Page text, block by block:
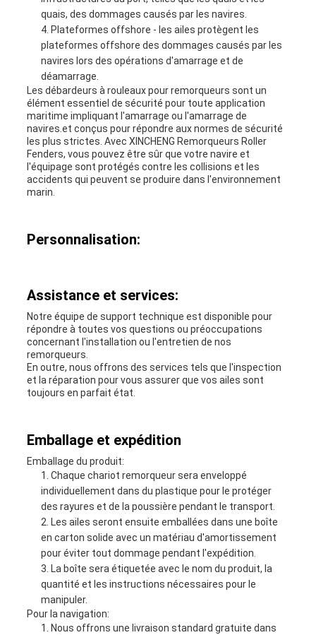
quais, des dommages causés par les navires.
Plateformes offshore - les ailes protègent les
plateformes offshore des dommages causés par les
navires lors des opérations d'amarrage et de
déamarrage.
Les débardeurs à rouleaux pour remorqueurs sont un
élément essentiel de sécurité pour toute application
maritime impliquant l'amarrage ou l'amarrage de
navires.et conçus pour répondre aux normes de sécurité
les plus strictes. Avec XINCHENG Remorqueurs Roller
Fenders, vous pouvez être sûr que votre navire et
l'équipage sont protégés contre les collisions et les
accidents qui peuvent se produire dans l'environnement
marin.
Personnalisation:
Assistance et services:
Notre équipe de support technique est disponible pour
répondre à toutes vos questions ou préoccupations
concernant l'installation ou l'entretien de nos
remorqueurs.
En outre, nous offrons des services tels que l'inspection
et la réparation pour vous assurer que vos ailes sont
toujours en parfait état.
Emballage et expédition
Emballage du produit:
Chaque chariot remorqueur sera enveloppé
individuellement dans du plastique pour le protéger
des rayures et de la poussière pendant le transport.
Les ailes seront ensuite emballées dans une boîte
en carton solide avec un matériau d'amortissement
pour éviter tout dommage pendant l'expédition.
La boîte sera étiquetée avec le nom du produit, la
quantité et les instructions nécessaires pour le
manipuler.
Pour la navigation:
Nous offrons une livraison standard gratuite dans